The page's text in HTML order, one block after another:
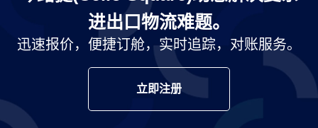
进出口物流难题。
迅速报价，便捷订舱，实时追踪，对账服务。
立即注册